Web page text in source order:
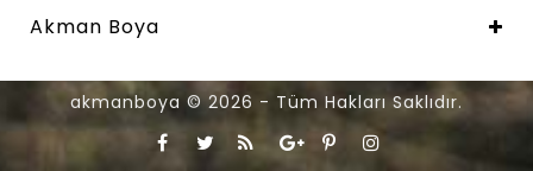
Akman Boya
akmanboya © 2026 - Tüm Hakları Saklıdır.